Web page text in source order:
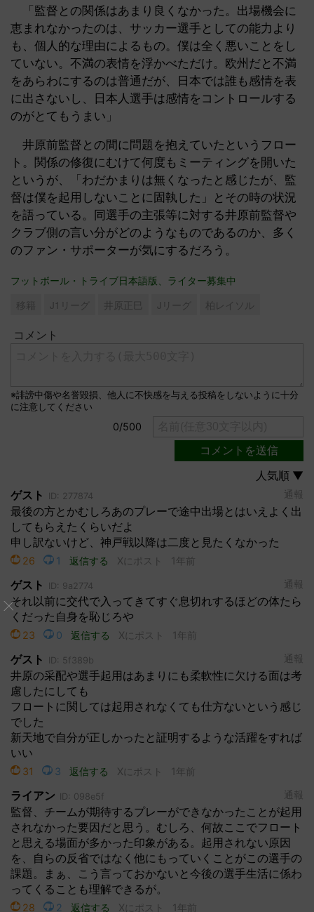
「監督との関係はあまり良くなかった。出場機会に
恵まれなかったのは、サッカー選手としての能力より
も、個人的な理由によるもの。僕は全く悪いことをし
ていない。不満の表情を浮かべただけ。欧州だと不満
をあらわにするのは普通だが、日本では誰も感情を表
に出さないし、日本人選手は感情をコントロールする
のがとてもうまい」
井原前監督との間に問題を抱えていたというフロー
ト。関係の修復にむけて何度もミーティングを開いた
というが、「わだかまりは無くなったと感じたが、監
督は僕を起用しないことに固執した」とその時の状況
を語っている。同選手の主張等に対する井原前監督や
クラブ側の言い分がどのようなものであるのか、多く
のファン・サポーターが気にするだろう。
フットボール・トライブ日本語版、ライター募集中
移籍 J1リーグ 井原正巳 Jリーグ 柏レイソル